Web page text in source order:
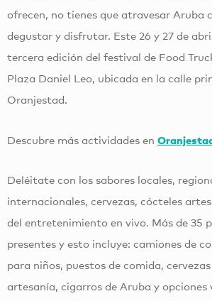
ofrecen, no tienes que atravesar Aruba
degustar y disfrutar. Este 26 y 27 de
tercera edición del festival de Food
Plaza Daniel Leo, ubicada en la calle
Oranjestad.
Descubre más actividades en
Deléitate con los sabores locales,
internacionales, cervezas, cócteles
del entretenimiento en vivo. Más de 35
presentes y esto incluye: camiones de
para niños, puestos de comida,
artesanía, cigarros de Aruba y opciones